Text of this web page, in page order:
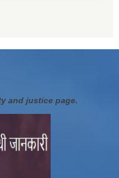
and justice page.